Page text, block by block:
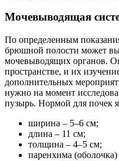
Мочевыводящая
По определенным
брюшной полости может
мочевыводящих органов.
пространстве, и их
дополнительных
нужно на момент
пузырь. Нормой для почек
ширина – 5–6 см;
длина – 11 см;
толщина – 4–5 см;
паренхима